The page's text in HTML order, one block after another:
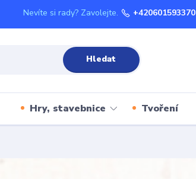
Hledat
Nevíte si rady? Zavolejte. +420601593370
Hry, stavebnice Tvoření